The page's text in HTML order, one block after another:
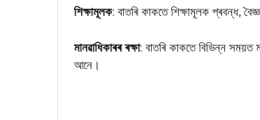
শিক্ষামূলক: বাতৰি কাকতে শিক্ষামূলক প্ৰবন্ধ,
মানৱাধিকাৰৰ ৰক্ষা: বাতৰি কাকতে বিভিন্ন
আনে।